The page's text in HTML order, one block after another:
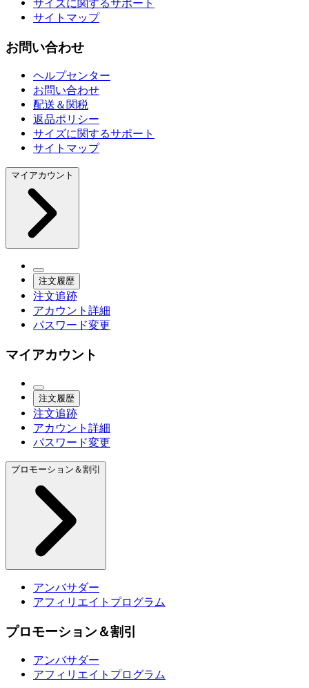
サイズに関するサポート
サイトマップ
お問い合わせ
ヘルプセンター
お問い合わせ
配送＆関税
返品ポリシー
サイズに関するサポート
サイトマップ
マイアカウント
注文履歴
注文追跡
アカウント詳細
パスワード変更
マイアカウント
注文履歴
注文追跡
アカウント詳細
パスワード変更
プロモーション＆割引
アンバサダー
アフィリエイトプログラム
プロモーション＆割引
アンバサダー
アフィリエイトプログラム